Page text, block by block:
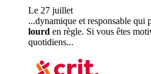
Le 27 juillet
...dynamique et responsable qui
lourd en règle. Si vous êtes
quotidiens...